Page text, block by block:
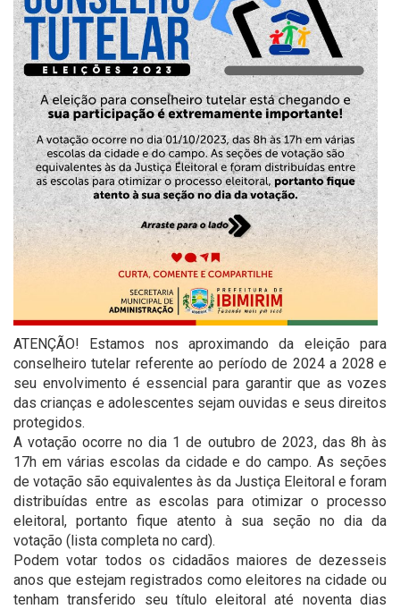
ATENÇÃO! Estamos nos aproximando da eleição para
conselheiro tutelar referente ao período de 2024 a 2028 e
seu envolvimento é essencial para garantir que as vozes
das crianças e adolescentes sejam ouvidas e seus direitos
protegidos.
A votação ocorre no dia 1 de outubro de 2023, das 8h às
17h em várias escolas da cidade e do campo. As seções
de votação são equivalentes às da Justiça Eleitoral e foram
distribuídas entre as escolas para otimizar o processo
eleitoral, portanto fique atento à sua seção no dia da
votação (lista completa no card).
Podem votar todos os cidadãos maiores de dezesseis
anos que estejam registrados como eleitores na cidade ou
tenham transferido seu título eleitoral até noventa dias